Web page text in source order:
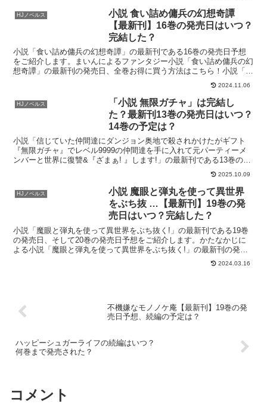
HJノベルス
小説 食い詰め傭兵の幻想奇譚
【最新刊】16巻の発売日はいつ？
完結した？
小説「食い詰め傭兵の幻想奇譚」の最新刊である16巻の発売日予想
をご紹介します。まいんによるファンタジー小説「食い詰め傭兵の幻
想奇譚」の最新刊の発売日、全巻お得に買う方法はこちら！小説「食
2024.11.06
HJノベルス
「小説 無限ガチャ」は完結し
た？最新刊13巻の発売日はいつ？
14巻の予定は？
小説「信じていた仲間達にダンジョン奥地で殺されかけたがギフト
『無限ガチャ』でレベル9999の仲間達を手に入れて元パーティーメ
ンバーと世界に復讐&『ざまぁ! 』します!」の最新刊である13巻の発
2025.10.09
HJノベルス
小説 魔眼と弾丸を使って異世界
をぶち抜 …【最新刊】19巻の発
売日はいつ？完結した？
小説「魔眼と弾丸を使って異世界をぶち抜く!」の最新刊である19巻
の発売日、そして20巻の発売日予想をご紹介します。かたなかじに
よる小説「魔眼と弾丸を使って異世界をぶち抜く!」の最新刊の発売
日はこちら！小説「魔眼と弾丸を使って異世界をぶち抜く...2024.03.16
不機嫌なモノノケ庵【最新刊】19巻の発
売日予想、続編の予定は？
ハッピーシュガーライフの続編はいつ？
何巻まで発売された？
コメント